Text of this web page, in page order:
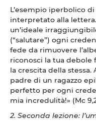
L’esempio iperbolico
interpretato alla
un’ideale
(“salutare”) ogni
fede da rimuovere
riconosci la tua
la crescita della
padre di un ragazzo
perfetto per ogni
mia incredulità!» (Mc
2. Seconda lezione: